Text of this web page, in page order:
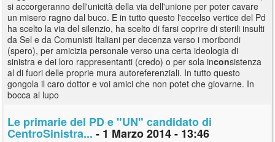
si accorgeranno dell'unicità della via dell'unione per poter cavare
un misero ragno dal buco. E in tutto questo l'eccelso vertice del Pd
ha scelto la via del silenzio, ha scelto di farsi coprire di sterili insulti
da Sel e da Comunisti Italiani per decenza verso i moribondi
(spero), per amicizia personale verso una certa ideologia di
sinistra e dei loro rappresentanti (credo) o per sola inconsistenza
al di fuori delle proprie mura autoreferenziali. In tutto questo
gongola il caro dottor e voi amici che non potet che giovarne. In
bocca al lupo
Le primarie del PD e "UN" candidato di
CentroSinistra... - 1 Marzo 2014 - 13:46